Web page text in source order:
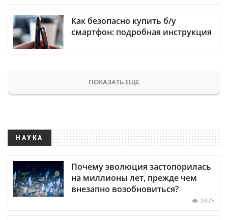
Как безопасно купить б/у
смартфон: подробная инструкция
ПОКАЗАТЬ ЕЩЕ
НАУКА
Почему эволюция застопорилась
на миллионы лет, прежде чем
внезапно возобновиться?
2475